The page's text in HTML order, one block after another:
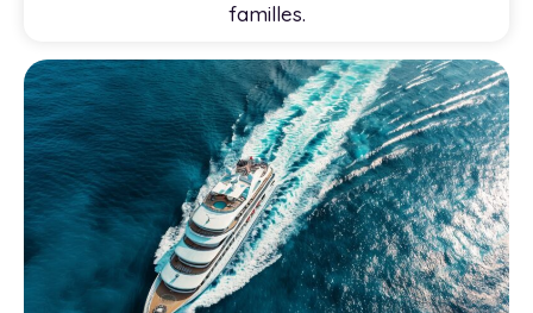
familles.